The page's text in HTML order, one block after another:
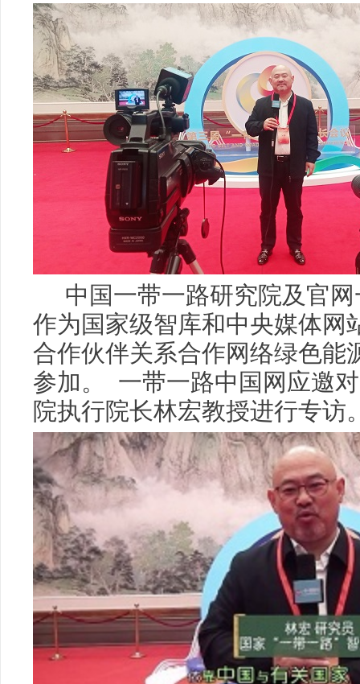
中国一带一路研究院及官网
作为国家级智库和中央媒体网
合作伙伴关系合作网络绿色能
参加。 一带一路中国网应邀
院执行院长林宏教授进行专访